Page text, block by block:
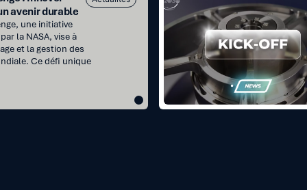
avenir durable
une initiative
la NASA, vise à
et la gestion des
Ce défi unique
des
projets
France2030
roues
de
réaction
et